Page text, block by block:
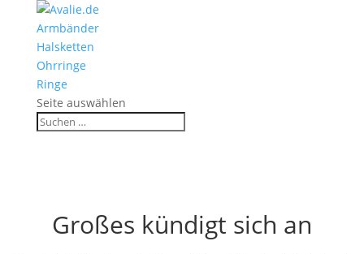
Armbänder
Halsketten
Ohrringe
Ringe
Seite auswählen
Großes kündigt sich an